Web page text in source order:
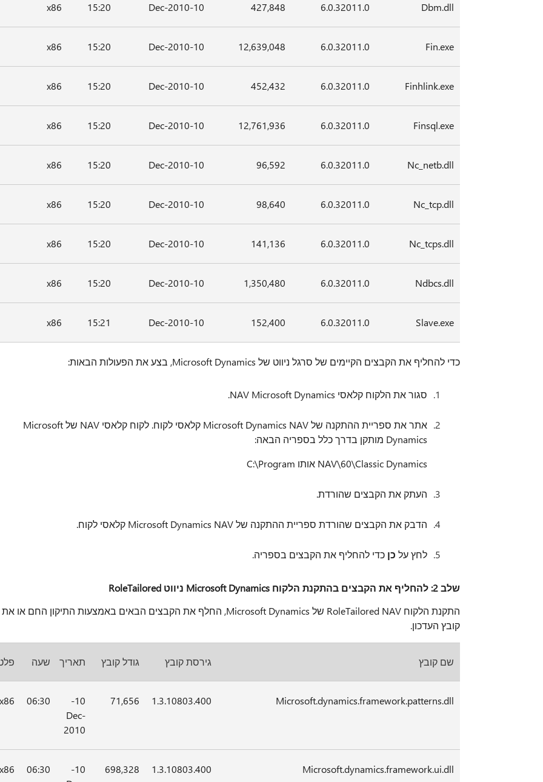
Dbm.dll
6.0.32011.0
427,848
10-Dec-2010
15:20
x86
Fin.exe
6.0.32011.0
12,639,048
10-Dec-2010
15:20
x86
Finhlink.exe
6.0.32011.0
452,432
10-Dec-2010
15:20
x86
Finsql.exe
6.0.32011.0
12,761,936
10-Dec-2010
15:20
x86
Nc_netb.dll
6.0.32011.0
96,592
10-Dec-2010
15:20
x86
Nc_tcp.dll
6.0.32011.0
98,640
10-Dec-2010
15:20
x86
Nc_tcps.dll
6.0.32011.0
141,136
10-Dec-2010
15:20
x86
Ndbcs.dll
6.0.32011.0
1,350,480
10-Dec-2010
15:20
x86
Slave.exe
6.0.32011.0
152,400
10-Dec-2010
15:21
x86
כדי להחליף את הקבצים הקיימים של סרגל ניווט של Microsoft Dynamics, בצע את הפעולות הבאות:
סגור את הלקוח קלאסי NAV Microsoft Dynamics.
אתר את ספריית ההתקנה של Microsoft Dynamics NAV קלאסי לקוח. לקוח קלאסי NAV של Microsoft
Dynamics מותקן בדרך כלל בספריה הבאה:
NAV\60\Classic Dynamics אותו C:\Program
העתק את הקבצים שהורדת.
הדבק את הקבצים שהורדת ספריית ההתקנה של Microsoft Dynamics NAV קלאסי לקוח.
לחץ על כן כדי להחליף את הקבצים בספריה.
שלב 2: להחליף את הקבצים בהתקנת הלקוח Microsoft Dynamics ניווט RoleTailored
התקנת הלקוח RoleTailored NAV של Microsoft Dynamics, החלף את הקבצים הבאים באמצעות התיקון החם או את
קובץ העדכון.
שם קובץ גירסת קובץ גודל קובץ תאריך שעה
Microsoft.dynamics.framework.patterns.dll
1.3.10803.400
71,656
10-
Dec-
2010
06:30
x86
Microsoft.dynamics.framework.ui.dll
1.3.10803.400
698,328
10-
06:30
x86